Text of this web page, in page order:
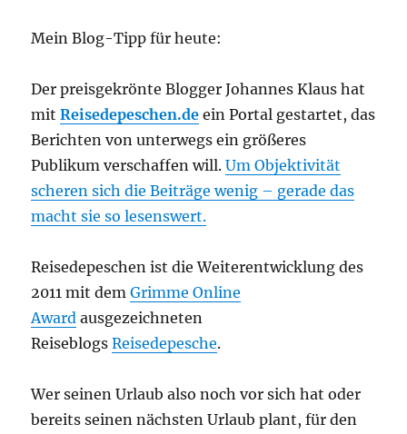
Mein Blog-Tipp für heute:
Der preisgekrönte Blogger Johannes Klaus hat
mitReisedepeschen.de ein Portal gestartet, das
Berichten von unterwegs ein größeres
Publikum verschaffen will.Um Objektivität
scheren sich die Beiträge wenig – gerade das
macht sie so lesenswert.
Reisedepeschen ist die Weiterentwicklung des
2011 mit demGrimme Online
Award ausgezeichneten
ReiseblogsReisedepesche.
Wer seinen Urlaub also noch vor sich hat oder
bereits seinen nächsten Urlaub plant, für den